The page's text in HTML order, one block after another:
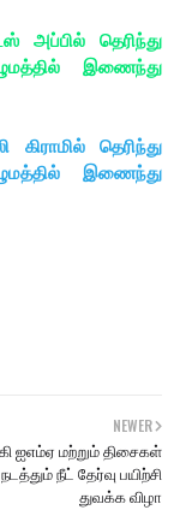
அப்பில் தெரிந்து
இணைந்து
தெரிந்து
இணைந்து
NEWER
ஐஎம்ஏ மற்றும் திசைகள்
நீட் தேர்வு பயிற்சி
துவக்க விழா